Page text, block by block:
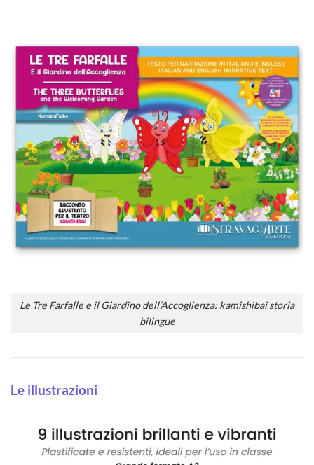
Le Tre Farfalle e il Giardino dell’Accoglienza: kamishibai storia
bilingue
Le illustrazioni